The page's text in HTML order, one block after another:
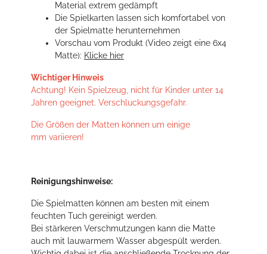
Material extrem gedämpft
Die Spielkarten lassen sich komfortabel von
der Spielmatte herunternehmen
Vorschau vom Produkt (Video zeigt eine 6x4
Matte): Klicke hier
Wichtiger Hinweis
Achtung! Kein Spielzeug, nicht für Kinder unter 14
Jahren geeignet. Verschluckungsgefahr.
Die Größen der Matten können um einige
mm variieren!
Reinigungshinweise:
Die Spielmatten können am besten mit einem
feuchten Tuch gereinigt werden.
Bei stärkeren Verschmutzungen kann die Matte
auch mit lauwarmem Wasser abgespült werden.